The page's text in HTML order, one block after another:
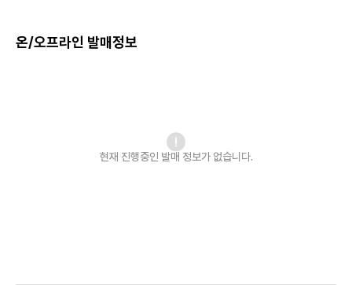
온/오프라인 발매정보
현재 진행중인 발매 정보가 없습니다.